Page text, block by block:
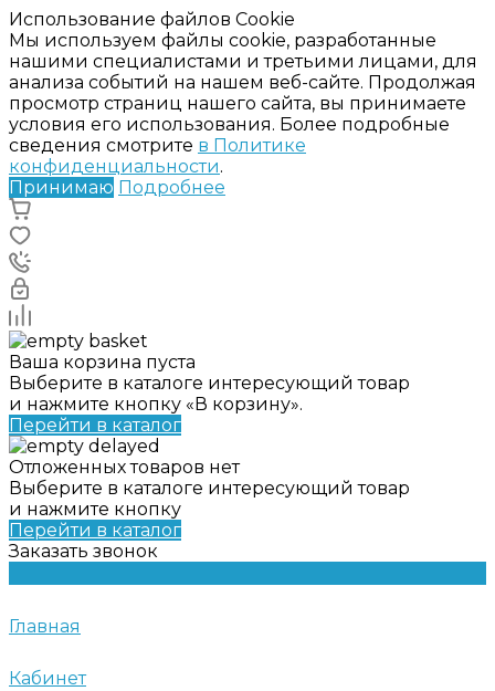
Использование файлов Cookie
Мы используем файлы cookie, разработанные
нашими специалистами и третьими лицами, для
анализа событий на нашем веб-сайте. Продолжая
просмотр страниц нашего сайта, вы принимаете
условия его использования. Более подробные
сведения смотрите в Политике
конфиденциальности.
Принимаю Подробнее
Ваша корзина пуста
Выберите в каталоге интересующий товар
и нажмите кнопку «В корзину».
Перейти в каталог
Отложенных товаров нет
Выберите в каталоге интересующий товар
и нажмите кнопку
Перейти в каталог
Заказать звонок
Главная
Кабинет